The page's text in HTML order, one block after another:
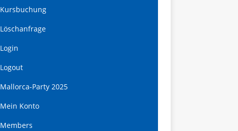
Kursbuchung
Löschanfrage
Login
Logout
Mallorca-Party 2025
Mein Konto
Members